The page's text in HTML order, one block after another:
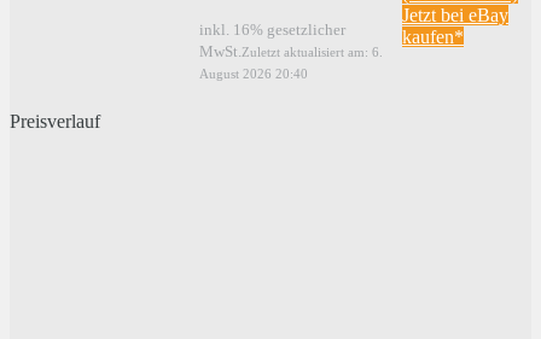
inkl. 16% gesetzlicher
MwSt. Zuletzt aktualisiert am: 6.
August 2026 20:40
Jetzt bei eBay
kaufen*
Preisverlauf